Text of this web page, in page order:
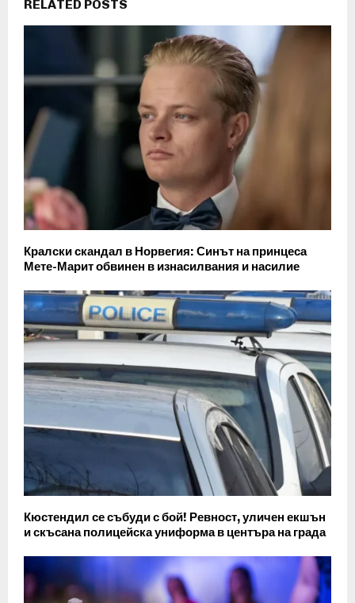
RELATED POSTS
Кралски скандал в Норвегия: Синът на принцеса
Мете-Марит обвинен в изнасилвания и насилие
Кюстендил се събуди с бой! Ревност, уличен екшън
и скъсана полицейска униформа в центъра на града